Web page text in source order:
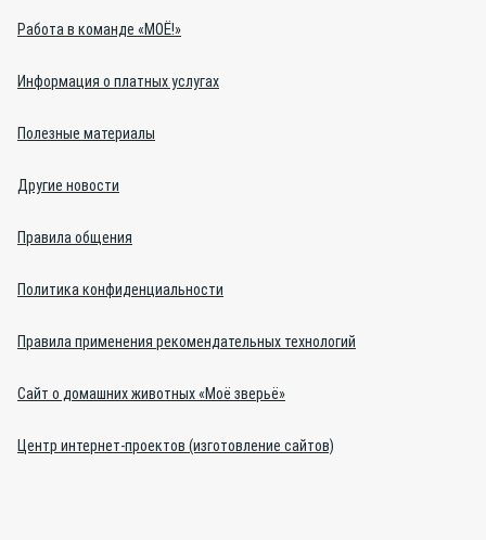
Работа в команде «МОЁ!»
Информация о платных услугах
Полезные материалы
Другие новости
Правила общения
Политика конфиденциальности
Правила применения рекомендательных технологий
Сайт о домашних животных «Моё зверьё»
Центр интернет-проектов (изготовление сайтов)